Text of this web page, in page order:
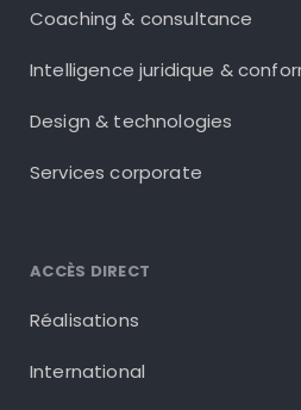
Coaching & consultance
Intelligence juridique &
Design & technologies
Services corporate
ACCÈS DIRECT
Réalisations
International